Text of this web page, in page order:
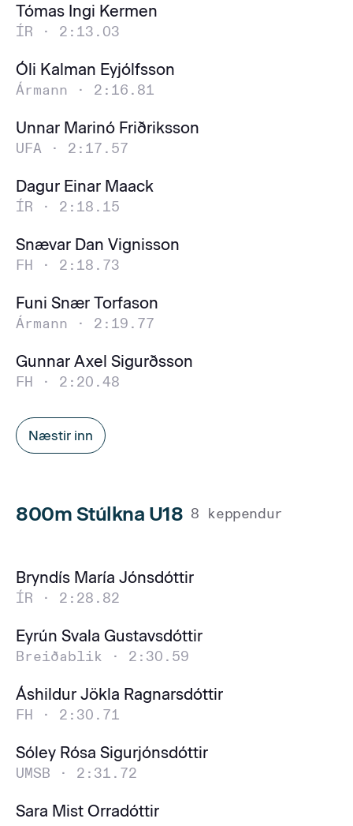
Tómas Ingi Kermen
ÍR · 2:13.03
Óli Kalman Eyjólfsson
Ármann · 2:16.81
Unnar Marinó Friðriksson
UFA · 2:17.57
Dagur Einar Maack
ÍR · 2:18.15
Snævar Dan Vignisson
FH · 2:18.73
Funi Snær Torfason
Ármann · 2:19.77
Gunnar Axel Sigurðsson
FH · 2:20.48
Næstir inn
800m Stúlkna U18 8 keppendur
Bryndís María Jónsdóttir
ÍR · 2:28.82
Eyrún Svala Gustavsdóttir
Breiðablik · 2:30.59
Áshildur Jökla Ragnarsdóttir
FH · 2:30.71
Sóley Rósa Sigurjónsdóttir
UMSB · 2:31.72
Sara Mist Orradóttir